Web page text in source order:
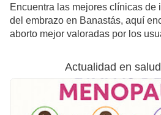
Encuentra las mejores clínicas de
del embrazo en Banastás, aquí
aborto mejor valoradas por los
Actualidad en